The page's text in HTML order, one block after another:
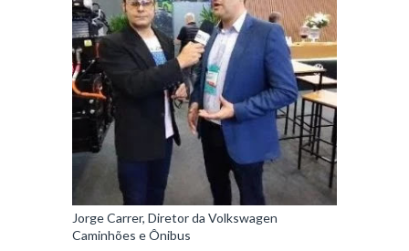
Jorge Carrer, Diretor da Volkswagen
Caminhões e Ônibus